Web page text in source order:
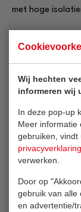
Wij hechten
informeren wij
In deze pop-up
Meer informatie
gebruiken, vindt
privacyverklaring
verwerken.
Door op
gebruik van alle
en advertentie/
met hoge
woning.
Milieu en
Een
CO2-uitstoot.